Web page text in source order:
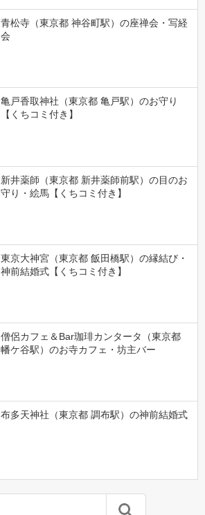
青松寺（東京都 神谷町駅）の座禅会・写経
会
亀戸香取神社（東京都 亀戸駅）のお守り
【くちコミ付き】
新井薬師（東京都 新井薬師前駅）の目のお
守り・絵馬【くちコミ付き】
東京大神宮（東京都 飯田橋駅）の縁結び・
神前結婚式【くちコミ付き】
僧侶カフェ＆Bar珈琲カンタータ（東京都
幡ケ谷駅）のお寺カフェ・坊主バー
布多天神社（東京都 調布駅）の神前結婚式